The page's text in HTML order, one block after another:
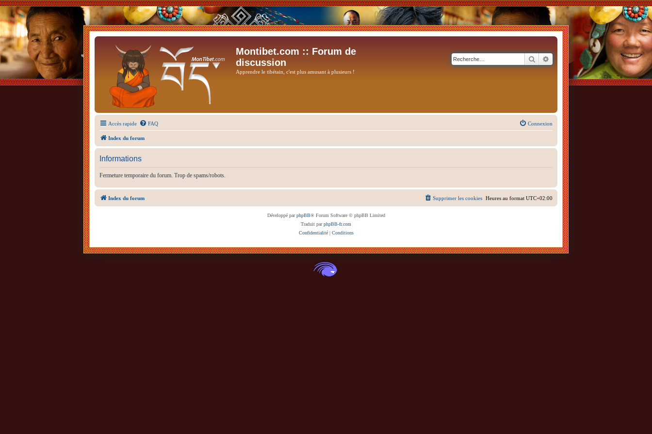
Montibet.com :: Forum de
discussion
Apprendre le tibétain, c'est plus amusant à plusieurs !
RechercherRecherche avancée
Accès rapide FAQ Connexion
Index du forum
Informations
Fermeture temporaire du forum. Trop de spams/robots.
Index du forum Heures au format UTC+02:00
Supprimer les cookies
Développé parphpBB® Forum Software © phpBB Limited
Traduit parphpBB-fr.com
Confidentialité| Conditions